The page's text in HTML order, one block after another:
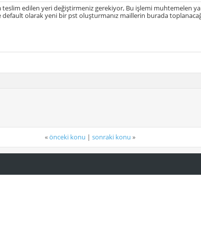
teslim edilen yeri değiştirmeniz gerekiyor, Bu işlemi muhtemelen
default olarak yeni bir pst oluşturmanız maillerin burada
«önceki konu | sonraki konu »